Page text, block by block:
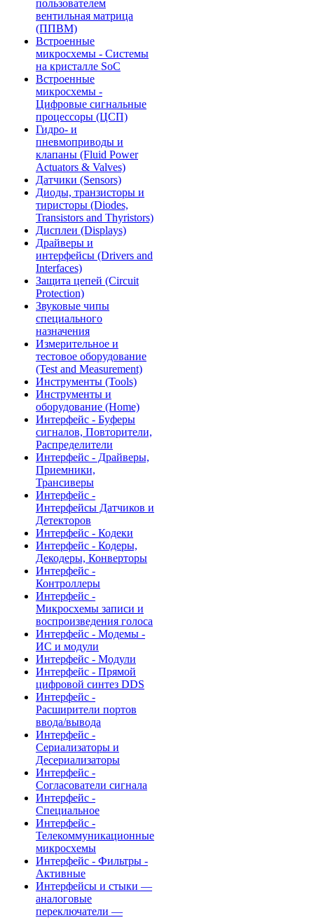
пользователем
вентильная матрица
(ППВМ)
Встроенные
микросхемы - Системы
на кристалле SoC
Встроенные
микросхемы -
Цифровые сигнальные
процессоры (ЦСП)
Гидро- и
пневмоприводы и
клапаны (Fluid Power
Actuators & Valves)
Датчики (Sensors)
Диоды, транзисторы и
тиристоры (Diodes,
Transistors and Thyristors)
Дисплеи (Displays)
Драйверы и
интерфейсы (Drivers and
Interfaces)
Защита цепей (Circuit
Protection)
Звуковые чипы
специального
назначения
Измерительное и
тестовое оборудование
(Test and Measurement)
Инструменты (Tools)
Инструменты и
оборудование (Home)
Интерфейс - Буферы
сигналов, Повторители,
Распределители
Интерфейс - Драйверы,
Приемники,
Трансиверы
Интерфейс -
Интерфейсы Датчиков и
Детекторов
Интерфейс - Кодеки
Интерфейс - Кодеры,
Декодеры, Конверторы
Интерфейс -
Контроллеры
Интерфейс -
Микросхемы записи и
воспроизведения голоса
Интерфейс - Модемы -
ИС и модули
Интерфейс - Модули
Интерфейс - Прямой
цифровой синтез DDS
Интерфейс -
Расширители портов
ввода/вывода
Интерфейс -
Сериализаторы и
Десериализаторы
Интерфейс -
Согласователи сигнала
Интерфейс -
Специальное
Интерфейс -
Телекоммуникационные
микросхемы
Интерфейс - Фильтры -
Активные
Интерфейсы и стыки —
аналоговые
переключатели —